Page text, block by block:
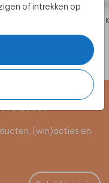
of intrekken op
(win)acties en